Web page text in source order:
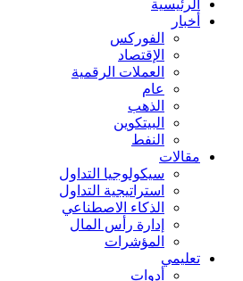
الرئيسية
أخبار
الفوركس
الإقتصاد
العملات الرقمیة
عام
الذهب
البيتكوين
النفط
مقالات
سيكولوجيا التداول
استراتيجية التداول
الذكاء الاصطناعي
إدارة رأس المال
المؤشرات
تعليمي
أدوات